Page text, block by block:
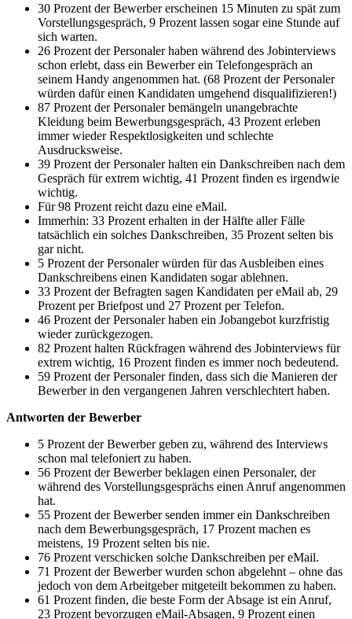
30 Prozent der Bewerber erscheinen 15 Minuten zu spät zum
Vorstellungsgespräch, 9 Prozent lassen sogar eine Stunde auf
sich warten.
26 Prozent der Personaler haben während des Jobinterviews
schon erlebt, dass ein Bewerber ein Telefongespräch an
seinem Handy angenommen hat. (68 Prozent der Personaler
würden dafür einen Kandidaten umgehend disqualifizieren!)
87 Prozent der Personaler bemängeln unangebrachte
Kleidung beim Bewerbungsgespräch, 43 Prozent erleben
immer wieder Respektlosigkeiten und schlechte
Ausdrucksweise.
39 Prozent der Personaler halten ein Dankschreiben nach dem
Gespräch für extrem wichtig, 41 Prozent finden es irgendwie
wichtig.
Für 98 Prozent reicht dazu eine eMail.
Immerhin: 33 Prozent erhalten in der Hälfte aller Fälle
tatsächlich ein solches Dankschreiben, 35 Prozent selten bis
gar nicht.
5 Prozent der Personaler würden für das Ausbleiben eines
Dankschreibens einen Kandidaten sogar ablehnen.
33 Prozent der Befragten sagen Kandidaten per eMail ab, 29
Prozent per Briefpost und 27 Prozent per Telefon.
46 Prozent der Personaler haben ein Jobangebot kurzfristig
wieder zurückgezogen.
82 Prozent halten Rückfragen während des Jobinterviews für
extrem wichtig, 16 Prozent finden es immer noch bedeutend.
59 Prozent der Personaler finden, dass sich die Manieren der
Bewerber in den vergangenen Jahren verschlechtert haben.
Antworten der Bewerber
5 Prozent der Bewerber geben zu, während des Interviews
schon mal telefoniert zu haben.
56 Prozent der Bewerber beklagen einen Personaler, der
während des Vorstellungsgesprächs einen Anruf angenommen
hat.
55 Prozent der Bewerber senden immer ein Dankschreiben
nach dem Bewerbungsgespräch, 17 Prozent machen es
meistens, 19 Prozent selten bis nie.
76 Prozent verschicken solche Dankschreiben per eMail.
71 Prozent der Bewerber wurden schon abgelehnt – ohne das
jedoch von dem Arbeitgeber mitgeteilt bekommen zu haben.
61 Prozent finden, die beste Form der Absage ist ein Anruf,
23 Prozent bevorzugen eMail-Absagen, 9 Prozent einen